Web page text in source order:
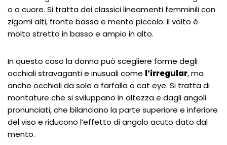
o a cuore. Si tratta dei classici lineamenti femminili con
zigomi alti, fronte bassa e mento piccolo: il volto è
molto stretto in basso e ampio in alto.
In questo caso la donna può scegliere forme degli
occhiali stravaganti e inusuali come l’irregular, ma
anche occhiali da sole a farfalla o cat eye. Si tratta di
montature che si sviluppano in altezza e dagli angoli
pronunciati, che bilanciano la parte superiore e inferiore
del viso e riducono l’effetto di angolo acuto dato dal
mento.